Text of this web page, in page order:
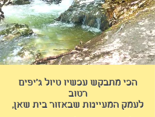
הכי מתבקש עכשיו טיול ג'יפים
רטוב
לעמק המעיינות שבאזור בית שאן,